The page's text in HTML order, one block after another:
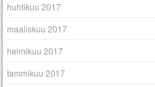
huhtikuu 2017
maaliskuu 2017
helmikuu 2017
tammikuu 2017